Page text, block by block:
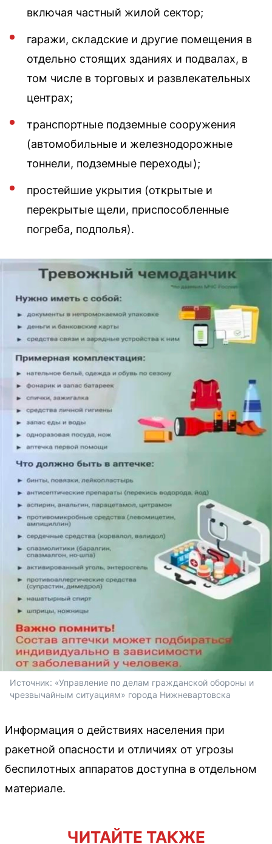
включая частный жилой сектор;
гаражи, складские и другие помещения в
отдельно стоящих зданиях и подвалах, в
том числе в торговых и развлекательных
центрах;
транспортные подземные сооружения
(автомобильные и железнодорожные
тоннели, подземные переходы);
простейшие укрытия (открытые и
перекрытые щели, приспособленные
погреба, подполья).
Источник: «Управление по делам гражданской обороны и
чрезвычайным ситуациям» города Нижневартовска
Информация о действиях населения при
ракетной опасности и отличиях от угрозы
беспилотных аппаратов доступна в отдельном
материале.
ЧИТАЙТЕ ТАКЖЕ